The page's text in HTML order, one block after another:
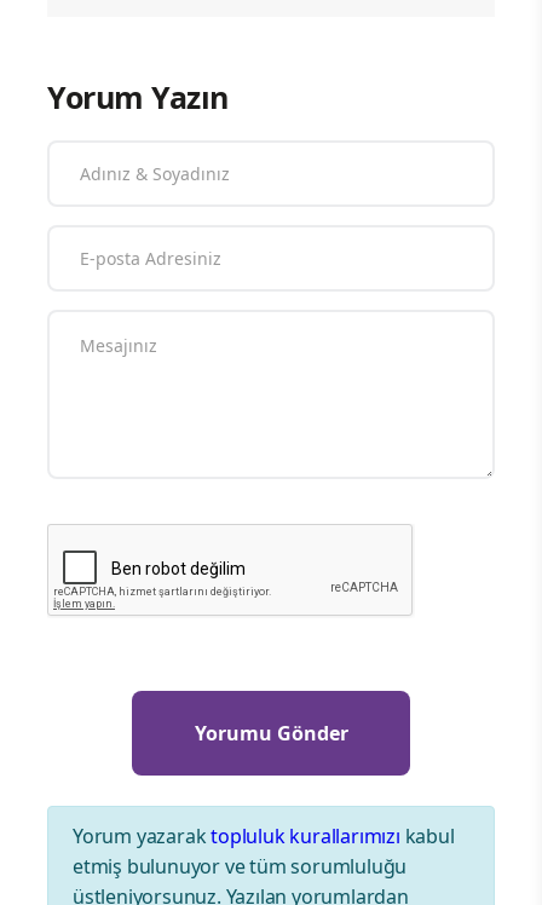
Yorum Yazın
Yorum yazaraktopluluk kurallarımızı kabul
etmiş bulunuyor ve tüm sorumluluğu
üstleniyorsunuz. Yazılan yorumlardan